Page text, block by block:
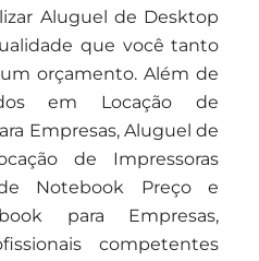
Aluguel de Desktop
que você tanto
orçamento. Além de
em Locação de
Empresas, Aluguel de
de Impressoras
Notebook Preço e
para Empresas,
competentes